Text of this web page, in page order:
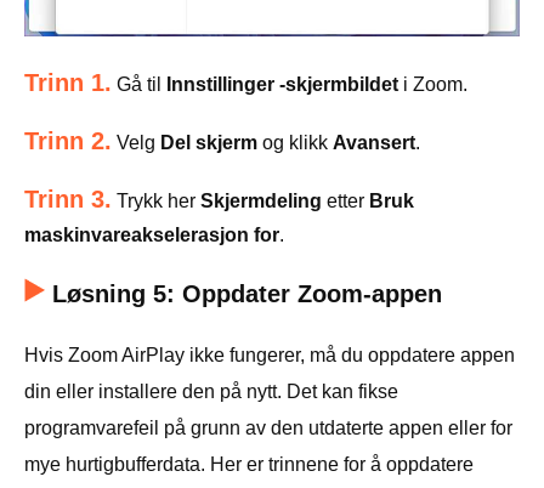
Trinn 1. Gå til Innstillinger -skjermbildet i Zoom.
Trinn 2. Velg Del skjerm og klikk Avansert.
Trinn 3. Trykk her Skjermdeling etter Bruk
maskinvareakselerasjon for.
Løsning 5: Oppdater Zoom-appen
Hvis Zoom AirPlay ikke fungerer, må du oppdatere appen
din eller installere den på nytt. Det kan fikse
programvarefeil på grunn av den utdaterte appen eller for
mye hurtigbufferdata. Her er trinnene for å oppdatere